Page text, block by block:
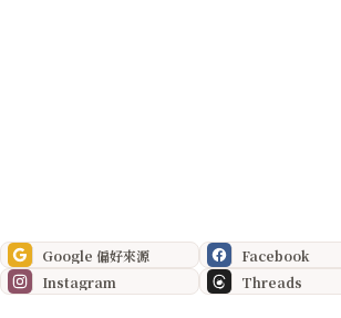
Google 偏好來源
Facebook
Instagram
Threads